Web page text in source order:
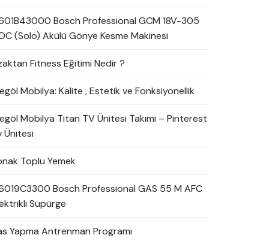
Bosch Professional GCM 18V-305
(Solo) Akülü Gönye Kesme Makinesi
Fitness Eğitimi Nedir ?
Mobilya: Kalite , Estetik ve Fonksiyonellik
Mobilya Titan TV Ünitesi Takımı – Pinterest
Ünitesi
Toplu Yemek
Bosch Professional GAS 55 M AFC
Süpürge
Yapma Antrenman Programı